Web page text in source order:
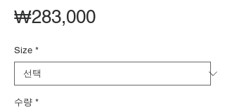
₩283,000가
Size *
수량 *